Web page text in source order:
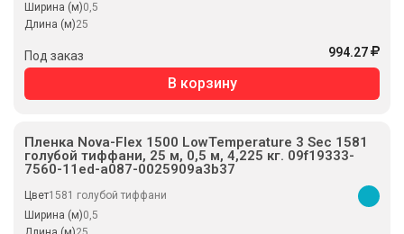
Ширина (м)0,5
Длина (м)25
Под заказ 994.27
В корзину
Пленка Nova-Flex 1500 LowTemperature 3 Sec 1581
голубой тиффани, 25 м, 0,5 м, 4,225 кг. 09f19333-
7560-11ed-a087-0025909a3b37
Цвет1581 голубой тиффани
Ширина (м)0,5